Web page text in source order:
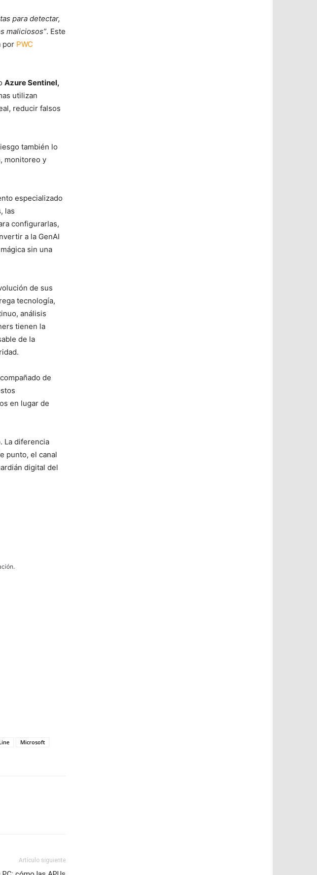
para detectar,
maliciosos”. Este
por PWC
Azure Sentinel,
utilizan
reducir falsos
también lo
monitoreo y
especializado
las
configurarlas,
a la GenAI
sin una
de sus
tecnología,
análisis
tienen la
de la
de
en lugar de
La diferencia
punto, el canal
digital del
Microsoft
Artículo siguiente